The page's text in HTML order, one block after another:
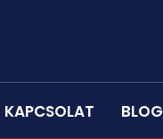
KAPCSOLAT BLOG